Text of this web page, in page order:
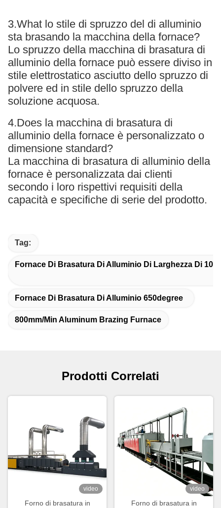
3.What lo stile di spruzzo del di alluminio
sta brasando la macchina della fornace?
Lo spruzzo della macchina di brasatura di
alluminio della fornace può essere diviso in
stile elettrostatico asciutto dello spruzzo di
polvere ed in stile dello spruzzo della
soluzione acquosa.
4.Does la macchina di brasatura di
alluminio della fornace è personalizzato o
dimensione standard?
La macchina di brasatura di alluminio della
fornace è personalizzata dai clienti
secondo i loro rispettivi requisiti della
capacità e specifiche di serie del prodotto.
Tag:
Fornace Di Brasatura Di Alluminio Di Larghezza Di
Fornace Di Brasatura Di Alluminio 650degree
800mm/Min Aluminum Brazing Furnace
Prodotti Correlati
video
Forno di brasatura in
video
Forno di brasatura in